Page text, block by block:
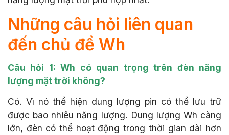
Những câu hỏi liên quan
đến chủ đề Wh
Câu hỏi 1: Wh có quan trọng trên đèn năng
lượng mặt trời không?
Có. Vì nó thể hiện dung lượng pin có thể lưu trữ
được bao nhiêu năng lượng. Dung lượng Wh càng
lớn, đèn có thể hoạt động trong thời gian dài hơn